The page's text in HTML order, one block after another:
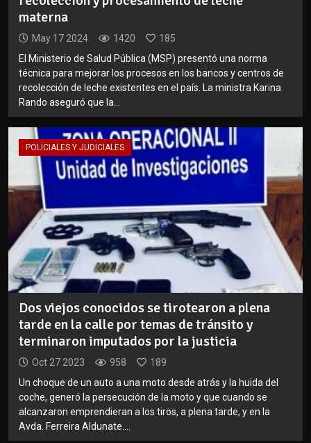
materna
May 17 2024 1420
185
El Ministerio de Salud Pública (MSP) presentó una norma
técnica para mejorar los procesos en los bancos y centros de
recolección de leche existentes en el país. La ministra Karina
Rando aseguró que la...
POLICIALES Y JUDICIALES
Dos viejos conocidos se tirotearon a plena
tarde en la calle por temas de tránsito y
terminaron imputados por la justicia
Oct 27 2023 958
189
Un choque de un auto a una moto desde atrás y la huida del
coche, generó la persecución de la moto y que cuando se
alcanzaron emprendieran a los tiros, a plena tarde, y en la
Avda. Ferreira Aldunate....